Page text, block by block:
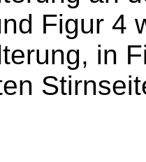
Figur 4
in